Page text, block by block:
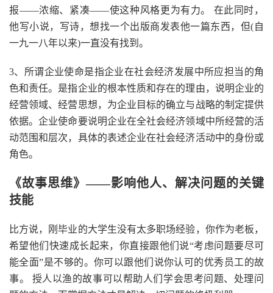
报——浓缩、紧凑——使这种风格更为有力。 在此同时，
他写小说，写诗，想找一个出版商发表他一篇东西，但(自
一九一八年以来)一直没有找到。
3、所谓企业使命是指企业在社会经济发展中所应担当的角
色和责任。是指企业的根本性质和存在的理由，说明企业的
经营领域、经营思想，为企业目标的确立与战略的制定提供
依据。企业使命要说明企业在全社会经济领域中所经营的活
动范围和层次，具体的表述企业在社会经济活动中的身份或
角色。
《故事思维》——影响他人、解决问题的关键
技能
比方说，刚毕业的大学生没有太多职场经验，你作为老板，
希望他们快速成长起来，你直接跟他们说“考虑问题要尽可
能全面”是不够的。你可以跟他们说你认可的优秀员工的故
事。 授人以渔的故事可以帮助人们学会思考问题、处理问